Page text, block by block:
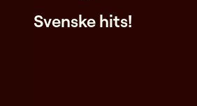
Svenske hits!